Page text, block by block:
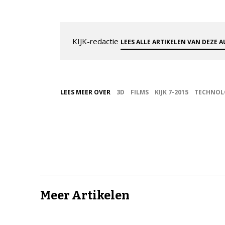
KIJK-redactie LEES ALLE ARTIKELEN VAN DEZE
LEES MEER OVER 3D FILMS KIJK 7-2015
Meer Artikelen